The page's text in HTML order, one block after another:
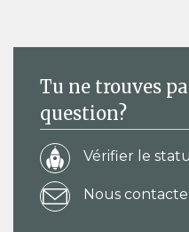
Tu ne trouves
question?
Vérifier le
Nous